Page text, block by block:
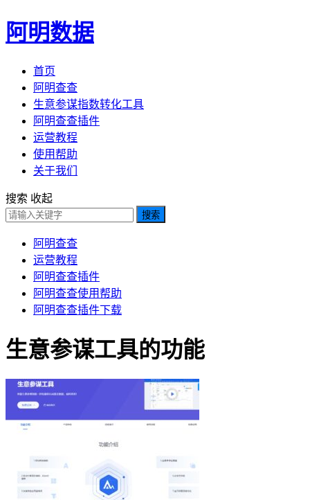
阿明数据
首页
阿明查查
生意参谋指数转化工具
阿明查查插件
运营教程
使用帮助
关于我们
搜索 收起
搜索
阿明查查
运营教程
阿明查查插件
阿明查查使用帮助
阿明查查插件下载
生意参谋工具的功能